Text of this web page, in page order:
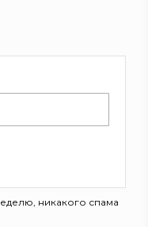
никакого спама